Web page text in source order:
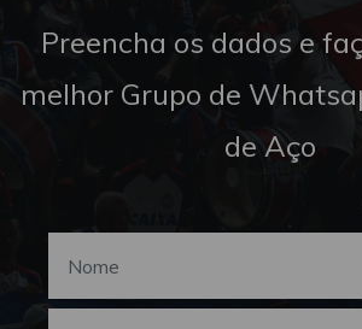
Preencha os dados e
melhor Grupo de
de Aço